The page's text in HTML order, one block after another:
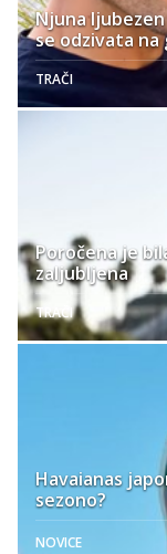
Njuna
se odzivata na
TRAČI
Poročena je
zaljubljena
TRAČI
Havaianas
sezono?
NOVICE